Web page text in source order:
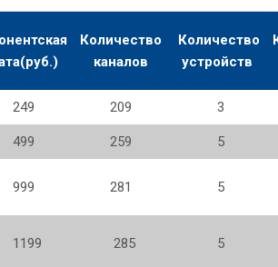
Количество
каналов
Количество
устройств
249 209 3
499 259 5
999 281 5
1199 285 5